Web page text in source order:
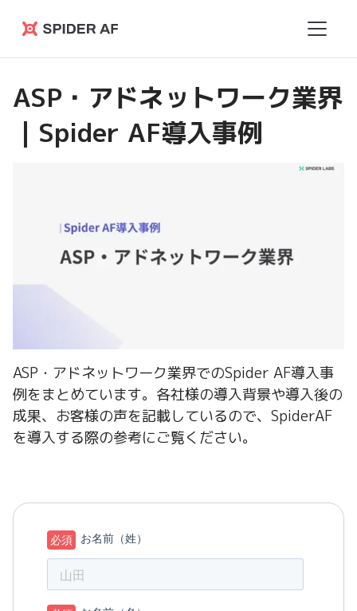
Spider
ASP・アドネットワーク業界
｜Spider AF導入事例
ASP・アドネットワーク業界でのSpider AF導入事
例をまとめています。各社様の導入背景や導入後の
成果、お客様の声を記載しているので、SpiderAF
を導入する際の参考にご覧ください。